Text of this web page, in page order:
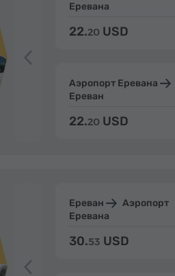
Еревана
22.20 USD
Аэропорт Еревана
Ереван
22.20 USD
Ереван
Аэропорт
Еревана
30.53 USD